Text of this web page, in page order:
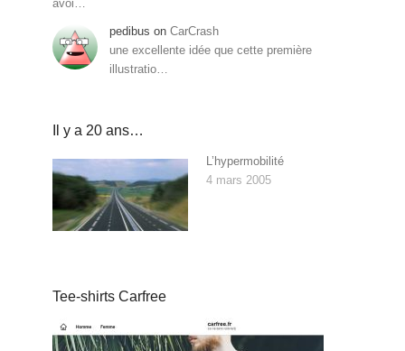
avoi…
pedibus on CarCrash
une excellente idée que cette première
illustratio…
Il y a 20 ans…
L’hypermobilité
4 mars 2005
Tee-shirts Carfree